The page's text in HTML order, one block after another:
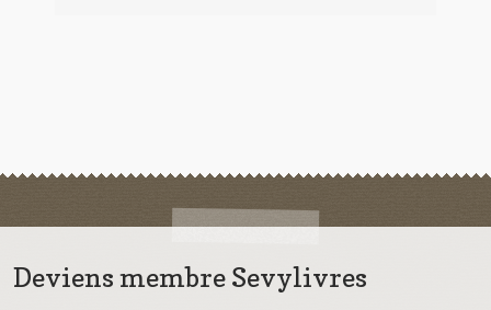
Deviens membre Sevylivres